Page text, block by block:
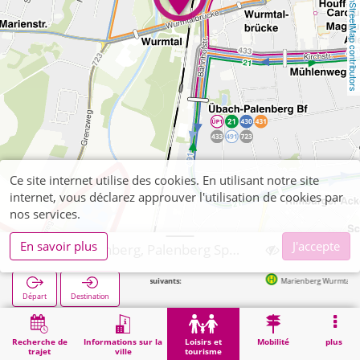
OpenStreetMap contributors
Recherche de
trajet
Informations sur la
ville
Loisirs et
tourisme
Mobilité plus
Départ Destination
Arrêts suivants: Marienberg Wurmtal in 219m
Démarrage Loisirs et tourisme Übach-Palenberg, Palenberg Sportplatz
Ce site internet utilise des cookies. En utilisant notre site
internet, vous déclarez approuver l'utilisation de cookies par
nos services.
En savoir plus
J'accepte